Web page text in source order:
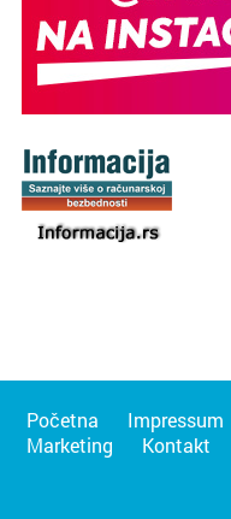
Početna Impressum
Marketing
Kontakt